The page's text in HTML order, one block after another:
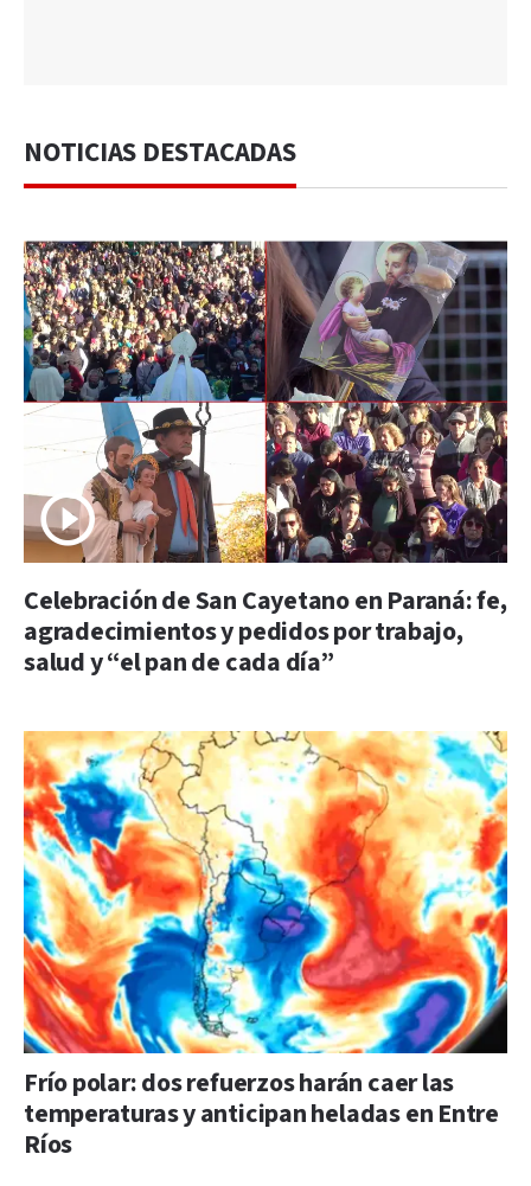
NOTICIAS DESTACADAS
Celebración de San Cayetano en Paraná: fe,
agradecimientos y pedidos por trabajo,
salud y “el pan de cada día”
Frío polar: dos refuerzos harán caer las
temperaturas y anticipan heladas en Entre
Ríos